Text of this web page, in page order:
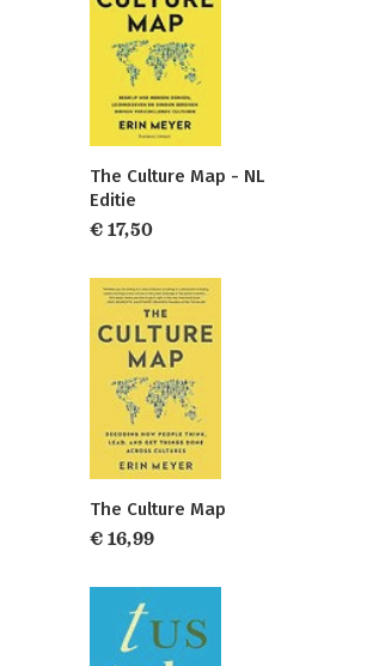
The Culture Map - NL
Editie
€ 17,50
The Culture Map
€ 16,99